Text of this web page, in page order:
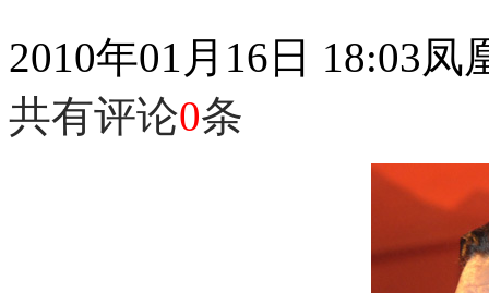
2010年01月16日 18:03凤
共有评论0条